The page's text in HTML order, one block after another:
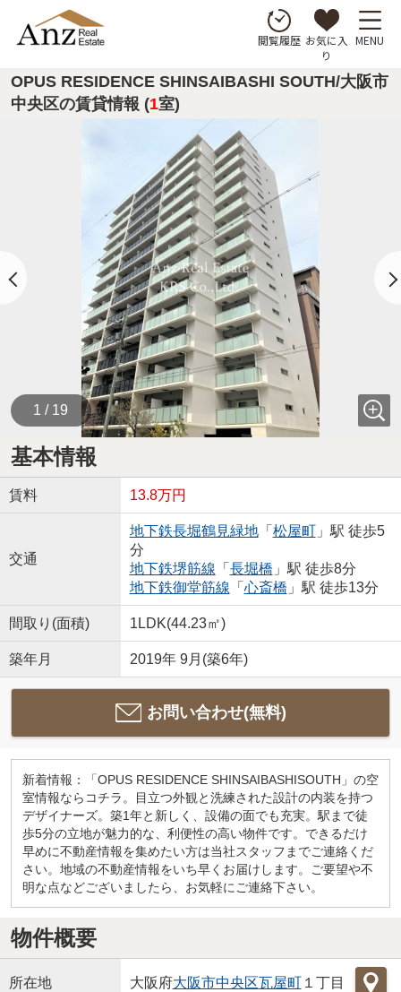
閲覧履歴 お気に入
り
MENU
OPUS RESIDENCE SHINSAIBASHI SOUTH/大阪市
中央区の賃貸情報 (1室)
1 / 19
基本情報
賃料 13.8万円
交通
地下鉄長堀鶴見緑地「 松屋町」駅 徒歩5
分
地下鉄堺筋線 「 長堀橋 」駅 徒歩8分
地下鉄御堂筋線 「 心斎橋 」駅 徒歩13分
間取り(面積) 1LDK(44.23㎡)
築年月 2019年 9月(築6年)
お問い合わせ(無料)
新着情報：「OPUS RESIDENCE SHINSAIBASHISOUTH」の空
室情報ならコチラ。目立つ外観と洗練された設計の内装を持つ
デザイナーズ。築1年と新しく、設備の面でも充実。駅まで徒
歩5分の立地が魅力的な、利便性の高い物件です。できるだけ
早めに不動産情報を集めたい方は当社スタッフまでご連絡くだ
さい。地域の不動産情報をいち早くお届けします。ご要望や不
明な点などございましたら、お気軽にご連絡下さい。
物件概要
所在地 大阪府大阪市中央区瓦屋町１丁目